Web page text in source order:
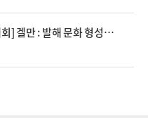
[고구려연구재단 제1회국제학술대회] 겔만 : 발해 문화 형성에 있어서 고구려의 영향